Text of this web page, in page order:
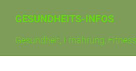
GESUNDHEITS-INFOS
Gesundheit, Ernährung,